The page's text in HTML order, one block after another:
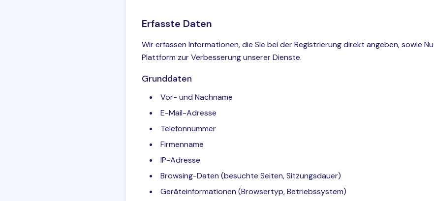
Erfasste Daten
Wir erfassen Informationen, die Sie bei der Registrierung direkt angeben, sowie
Plattform zur Verbesserung unserer Dienste.
Grunddaten
Vor- und Nachname
E-Mail-Adresse
Telefonnummer
Firmenname
IP-Adresse
Browsing-Daten (besuchte Seiten, Sitzungsdauer)
Geräteinformationen (Browsertyp, Betriebssystem)